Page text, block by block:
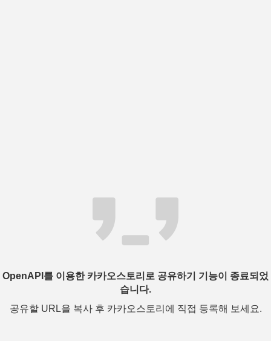
OpenAPI를 이용한 카카오스토리로 공유하기 기능이 종료되었
습니다.
공유할 URL을 복사 후 카카오스토리에 직접 등록해 보세요.